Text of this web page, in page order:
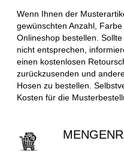
Wenn Ihnen der
gewünschten Anzahl,
Onlineshop bestellen.
nicht entsprechen,
einen kostenlosen
zurückzusenden und
Hosen zu bestellen.
Kosten für die